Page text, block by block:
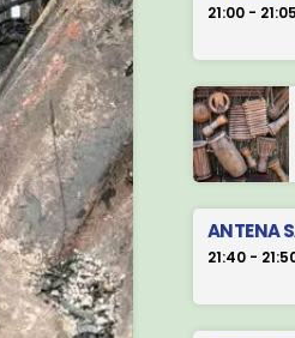
21:00 - 21:05
ANTENA
21:40 -